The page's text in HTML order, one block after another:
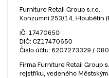
Furniture Retail Group s.r.o.
Konzumní 253/14, Hloubětín
IČ: 17470650
DIČ: CZ17470650
Číslo účtu: 6207273329 /
Firma Furniture Retail Group
rejstříku, vedeného Městským